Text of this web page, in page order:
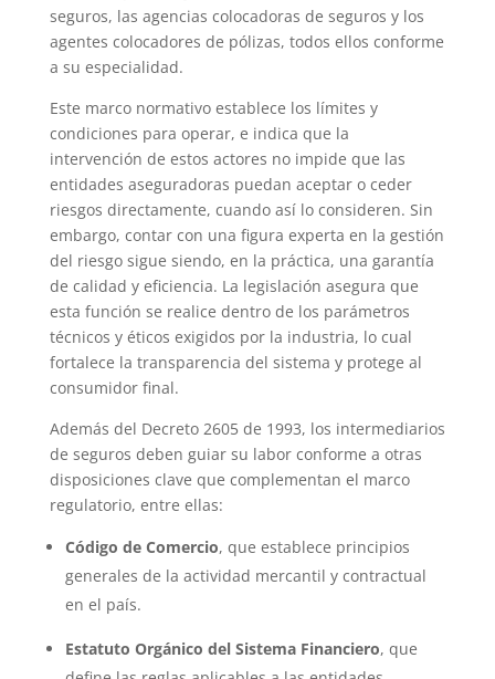
seguros, las agencias colocadoras de seguros y los
agentes colocadores de pólizas, todos ellos conforme
a su especialidad.
Este marco normativo establece los límites y
condiciones para operar, e indica que la
intervención de estos actores no impide que las
entidades aseguradoras puedan aceptar o ceder
riesgos directamente, cuando así lo consideren. Sin
embargo, contar con una figura experta en la gestión
del riesgo sigue siendo, en la práctica, una garantía
de calidad y eficiencia. La legislación asegura que
esta función se realice dentro de los parámetros
técnicos y éticos exigidos por la industria, lo cual
fortalece la transparencia del sistema y protege al
consumidor final.
Además del Decreto 2605 de 1993, los intermediarios
de seguros deben guiar su labor conforme a otras
disposiciones clave que complementan el marco
regulatorio, entre ellas:
Código de Comercio, que establece principios
generales de la actividad mercantil y contractual
en el país.
Estatuto Orgánico del Sistema Financiero, que